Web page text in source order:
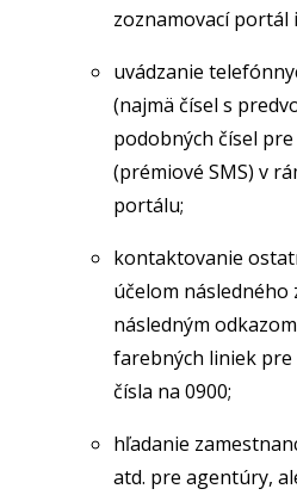
zoznamovací portál
uvádzanie
(najmä čísel s
podobných čísel
(prémiové SMS) v
portálu;
kontaktovanie
účelom následného
následným
farebných liniek pre
čísla na 0900;
hľadanie
atd. pre agentúry,